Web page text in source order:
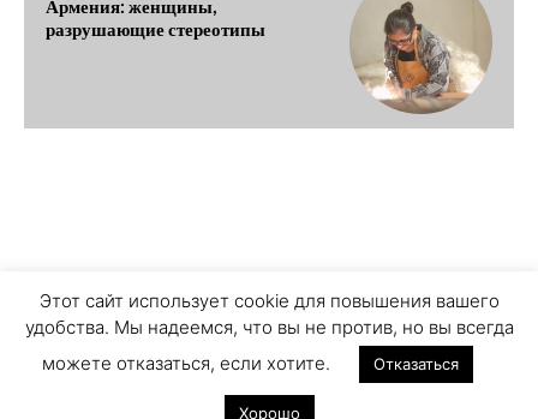
Армения: женщины,
разрушающие стереотипы
COOKIE ЗАПИСИ ПРИСОЕДИНЯЙТЕСЬ
Этот сайт использует cookie для повышения вашего
удобства. Мы надеемся, что вы не против, но вы всегда
можете отказаться, если хотите.
Отказаться
Хорошо